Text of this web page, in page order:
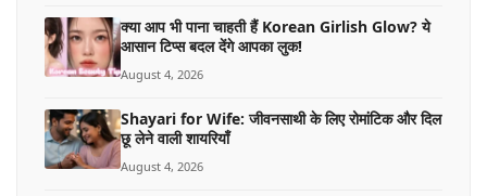
क्या आप भी पाना चाहती हैं Korean Girlish Glow? ये
आसान टिप्स बदल देंगे आपका लुक!
August 4, 2026
Shayari for Wife: जीवनसाथी के लिए रोमांटिक और दिल
छू लेने वाली शायरियाँ
August 4, 2026